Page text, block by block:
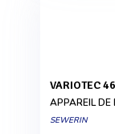
VARIOTEC
APPAREIL DE
SEWERIN